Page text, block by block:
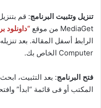
تنزيل وتثبيت البرنامج: قم
MediaGet من موقع
“داونلود
الرابط أسفل المقالة. بعد
Computer الخاص بك.
فتح البرنامج: بعد التثبيت،
المكتب أو فى قائمة “ابدأ”